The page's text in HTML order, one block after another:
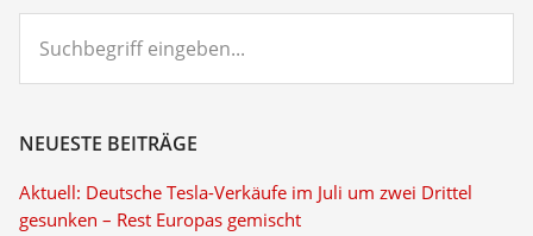
eingeben...
NEUESTE BEITRÄGE
Aktuell: Deutsche Tesla-Verkäufe im Juli um zwei Drittel
gesunken – Rest Europas gemischt